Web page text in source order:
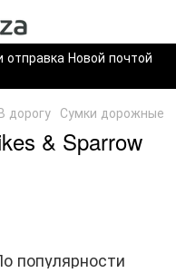
Новой почтой
дорогу Сумки дорожные
& Sparrow
популярности